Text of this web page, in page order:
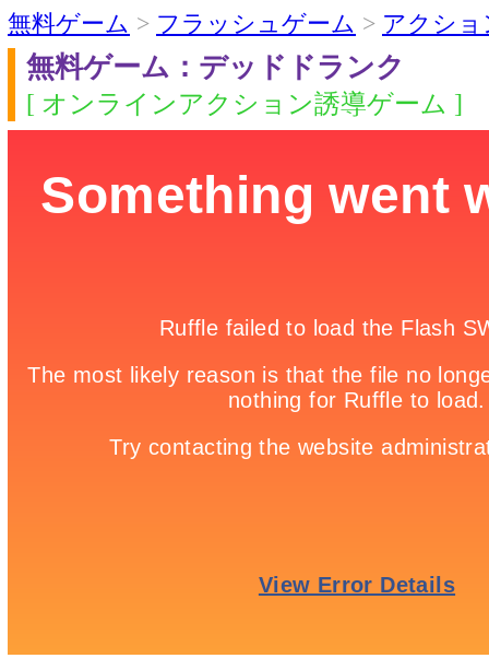
無料ゲーム > フラッシュゲーム > アクショ
無料ゲーム：デッドドランク
[ オンラインアクション誘導ゲーム ]